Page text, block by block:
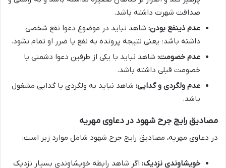
صداقت شهرت داشته باشد.
عدم ذینفع بودن: شاهد نباید در موضوع دعوا نفع شخصی
داشته باشد؛ یعنی نتیجه پرونده به نفع یا ضرر او تمام نشود.
عدم خصومت: شاهد نباید با یکی از طرفین دعوا دشمنی یا
خصومت قبلی داشته باشد.
عدم ولگردی و گدایی: شاهد نباید به ولگردی یا گدایی مشغول
باشد.
مصادیق رایج جرح شهود در دعاوی مهریه
در دعاوی مهریه، مصادیق رایج جرح شهود شامل موارد زیر است:
خویشاوندی نزدیک: اگر شاهد رابطه خویشاوندی بسیار نزدیک